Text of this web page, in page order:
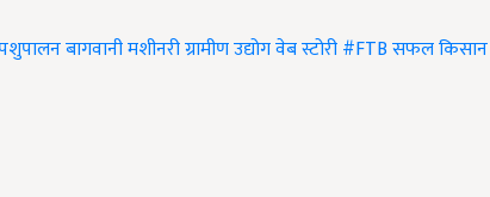
बागवानीमशीनरीग्रामीण उद्योगवेब स्टोरी#FTBसफल किसान